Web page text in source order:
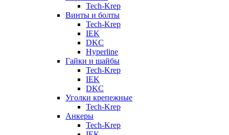
Tech-Krep
Винты и болты
Tech-Krep
IEK
DKC
Hyperline
Гайки и шайбы
Tech-Krep
IEK
DKC
Уголки крепежные
Tech-Krep
Анкеры
Tech-Krep